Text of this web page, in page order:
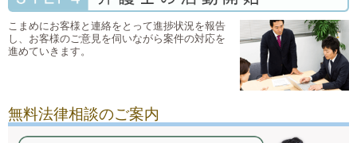
こまめにお客様と連絡をとって進捗状況を報告
し、お客様のご意見を伺いながら案件の対応を
進めていきます。
無料法律相談のご案内